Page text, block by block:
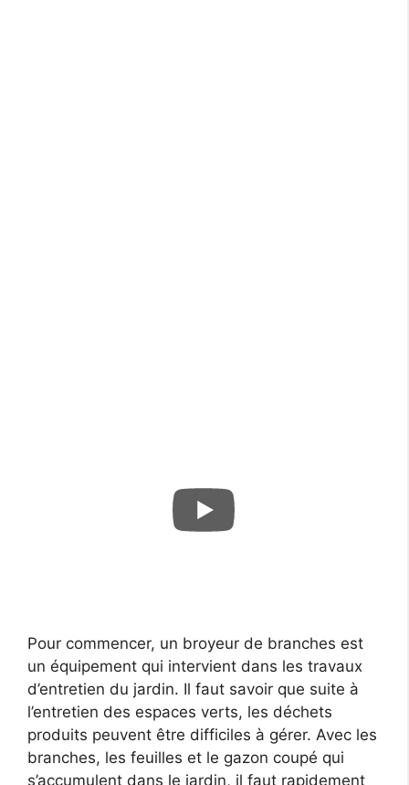
Pour commencer, un broyeur de branches est
un équipement qui intervient dans les travaux
d’entretien du jardin. Il faut savoir que suite à
l’entretien des espaces verts, les déchets
produits peuvent être difficiles à gérer. Avec les
branches, les feuilles et le gazon coupé qui
s’accumulent dans le jardin, il faut rapidement